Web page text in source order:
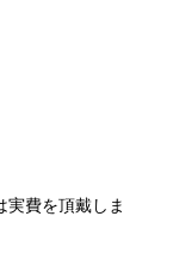
費を頂戴しま